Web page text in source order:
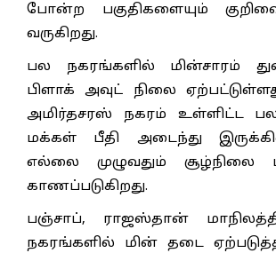
போன்ற பகுதிகளையும்
வருகிறது.
பல நகரங்களில் மின்சாரம்
பிளாக் அவுட் நிலை
அமிர்தசரஸ் நகரம் உள்ளிட்ட
மக்கள் பீதி அடைந்து
எல்லை முழுவதும் சூழ்நிலை
காணப்படுகிறது.
பஞ்சாப், ராஜஸ்தான்
நகரங்களில் மின் தடை